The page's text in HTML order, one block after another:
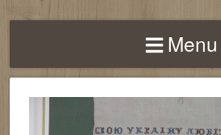
Menu